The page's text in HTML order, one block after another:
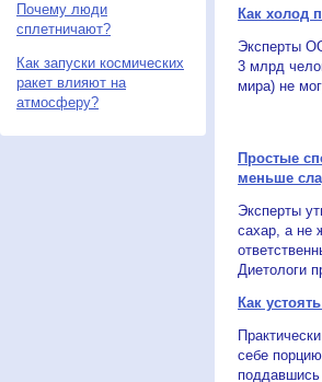
Почему люди
сплетничают?
Как запуски космических
ракет влияют на
атмосферу?
Как холод
Эксперты
3 млрд
мира) не
Простые
меньше
Эксперты
сахар, а не
Диетологи
Как
себе